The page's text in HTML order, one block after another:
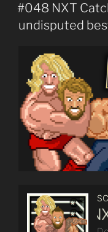
#048 NXT
undisputed